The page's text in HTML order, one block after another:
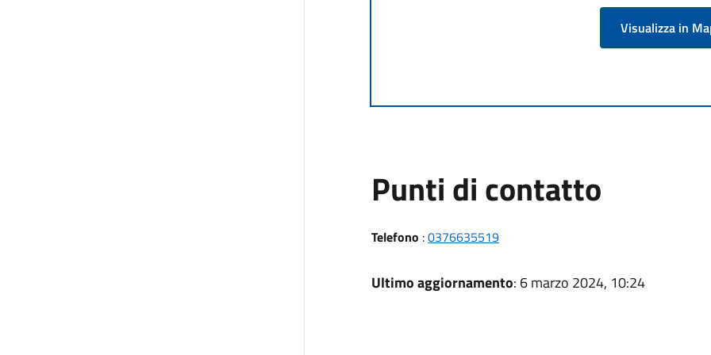
Visualizza in
Punti di contatto
Telefono :0376635519
Ultimo aggiornamento: 6 marzo 2024, 10:24